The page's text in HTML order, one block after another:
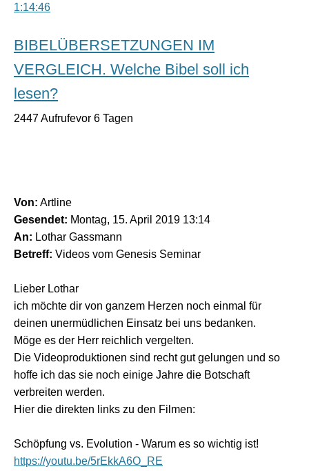
1:14:46
BIBELÜBERSETZUNGEN IM
VERGLEICH. Welche Bibel soll ich
lesen?
2447 Aufrufevor 6 Tagen
Von: Artline
Gesendet: Montag, 15. April 2019 13:14
An: Lothar Gassmann
Betreff: Videos vom Genesis Seminar
Lieber Lothar
ich möchte dir von ganzem Herzen noch einmal für
deinen unermüdlichen Einsatz bei uns bedanken.
Möge es der Herr reichlich vergelten.
Die Videoproduktionen sind recht gut gelungen und so
hoffe ich das sie noch einige Jahre die Botschaft
verbreiten werden.
Hier die direkten links zu den Filmen:
Schöpfung vs. Evolution - Warum es so wichtig ist!
https://youtu.be/5rEkkA6O_RE